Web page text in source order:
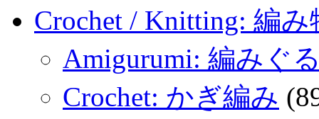
Crochet / Knitting: 編み
Amigurumi: 編みぐ
Crochet: かぎ編み